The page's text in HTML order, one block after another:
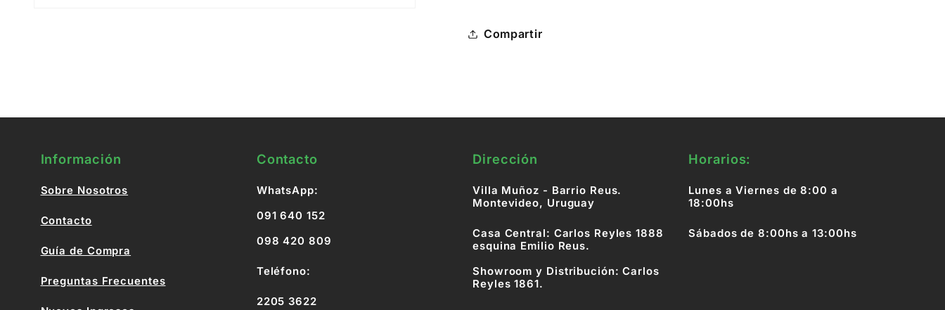
Compartir
Información
Sobre Nosotros
Contacto
Guía de Compra
Preguntas Frecuentes
Contacto
WhatsApp:
091 640 152
098 420 809
Teléfono:
2205 3622
Dirección
Villa Muñoz - Barrio Reus.
Montevideo, Uruguay
Casa Central: Carlos Reyles 1888
esquina Emilio Reus.
Showroom y Distribución: Carlos
Reyles 1861.
Horarios:
Lunes a Viernes de 8:00 a
18:00hs
Sábados de 8:00hs a 13:00hs